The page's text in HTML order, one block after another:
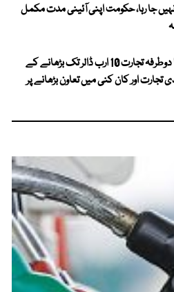
جا رہا، حکومت اپنی آئینی مدت مکمل
پاکستان اور ایران کا دوطرفہ تجارت 10 ارب ڈالر تک بڑھانے کے
تجارت اور کان کنی میں تعاون بڑھانے پر